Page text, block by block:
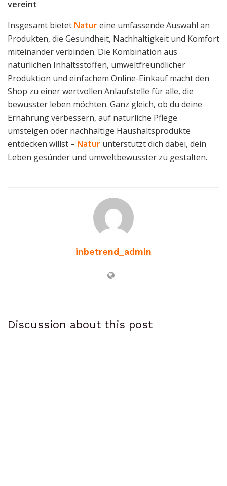
vereint
Insgesamt bietet Natureine umfassende Auswahl an
Produkten, die Gesundheit, Nachhaltigkeit und Komfort
miteinander verbinden. Die Kombination aus
natürlichen Inhaltsstoffen, umweltfreundlicher
Produktion und einfachem Online-Einkauf macht den
Shop zu einer wertvollen Anlaufstelle für alle, die
bewusster leben möchten. Ganz gleich, ob du deine
Ernährung verbessern, auf natürliche Pflege
umsteigen oder nachhaltige Haushaltsprodukte
entdecken willst – Natur unterstützt dich dabei, dein
Leben gesünder und umweltbewusster zu gestalten.
inbetrend_admin
Discussion about this post